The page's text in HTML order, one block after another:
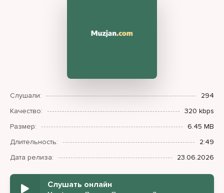
Слушали:
294
Качество:
320 kbps
Размер:
6.45 MB
Длительность:
2:49
Дата релиза:
23.06.2026
Слушать онлайн